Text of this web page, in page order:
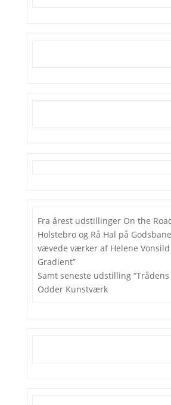
Fra årest udstillinger On the
Holstebro og Rå Hal på
vævede værker af Helene Vonsild
Gradient”
Samt seneste udstilling “Trådens
Odder Kunstværk